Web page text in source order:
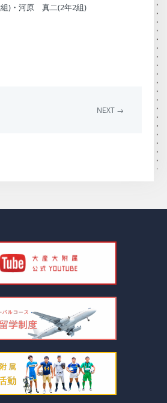
)・河原 真二(2年2組)
NEXT →